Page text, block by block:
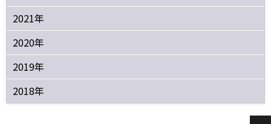
2021年
2020年
2019年
2018年